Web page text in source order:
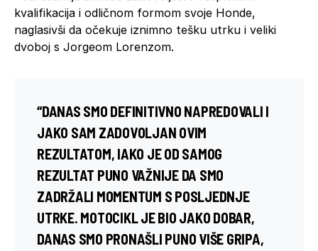
kvalifikacija i odličnom formom svoje Honde,
naglasivši da očekuje iznimno tešku utrku i veliki
dvoboj s Jorgeom Lorenzom.
“DANAS SMO DEFINITIVNO NAPREDOVALI I
JAKO SAM ZADOVOLJAN OVIM
REZULTATOM, IAKO JE OD SAMOG
REZULTAT PUNO VAŽNIJE DA SMO
ZADRŽALI MOMENTUM S POSLJEDNJE
UTRKE. MOTOCIKL JE BIO JAKO DOBAR,
DANAS SMO PRONAŠLI PUNO VIŠE GRIPA,